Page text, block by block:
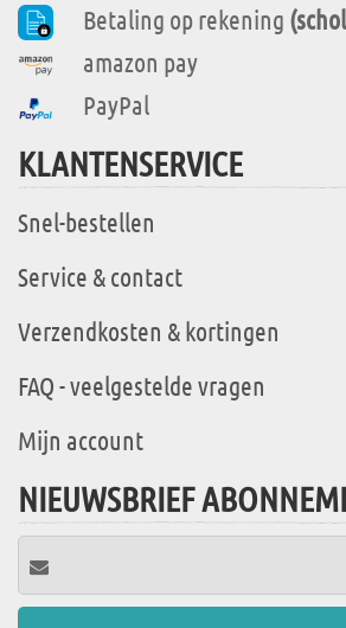
Betaling op rekening
amazon pay
PayPal
KLANTENSERVICE
Snel-bestellen
Service & contact
Verzendkosten & kortingen
FAQ - veelgestelde vragen
Mijn account
NIEUWSBRIEF